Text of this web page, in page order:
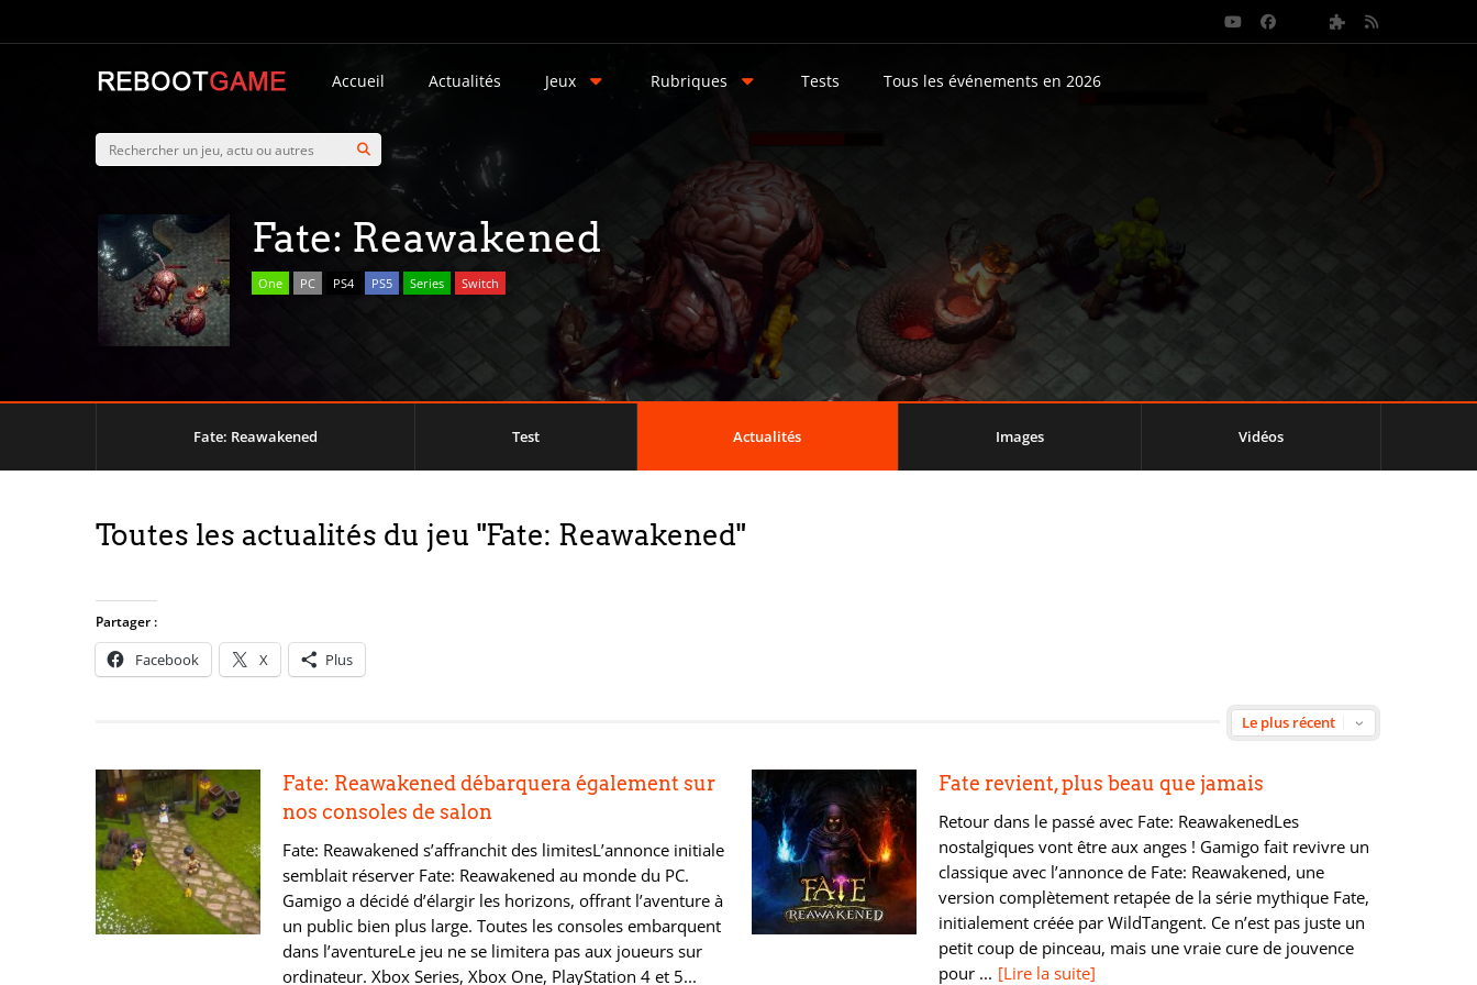
Accueil Actualités Jeux Rubriques Tests Tous les événements en 2026
Fate: Reawakened
One PC PS4 PS5 Series Switch
Fate: Reawakened Test Actualités Images Vidéos
Toutes les actualités du jeu "Fate: Reawakened"
Partager :
Facebook X Plus
Fate: Reawakened débarquera également sur
nos consoles de salon
Fate: Reawakened s’affranchit des limitesL’annonce initiale
semblait réserver Fate: Reawakened au monde du PC.
Gamigo a décidé d’élargir les horizons, offrant l’aventure à
un public bien plus large. Toutes les consoles embarquent
dans l’aventureLe jeu ne se limitera pas aux joueurs sur
ordinateur. Xbox Series, Xbox One, PlayStation 4 et 5...
Fate revient, plus beau que jamais
Retour dans le passé avec Fate: ReawakenedLes
nostalgiques vont être aux anges ! Gamigo fait revivre un
classique avec l’annonce de Fate: Reawakened, une
version complètement retapée de la série mythique Fate,
initialement créée par WildTangent. Ce n’est pas juste un
petit coup de pinceau, mais une vraie cure de jouvence
pour ... [Lire la suite]